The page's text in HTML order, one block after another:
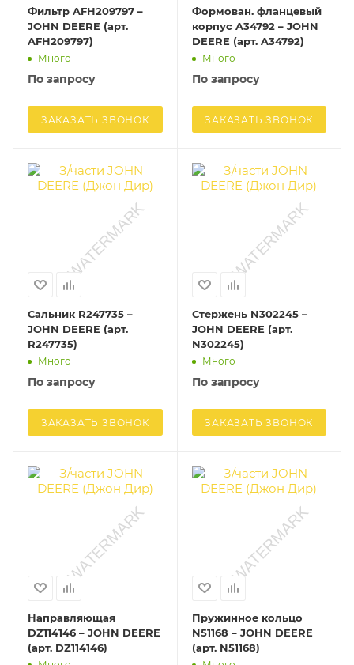
Фильтр AFH209797 –
JOHN DEERE (арт.
AFH209797)
Много
По запросу
ЗАКАЗАТЬ ЗВОНОК
Формован. фланцевый
корпус A34792 – JOHN
DEERE (арт. A34792)
Много
По запросу
ЗАКАЗАТЬ ЗВОНОК
Сальник R247735 –
JOHN DEERE (арт.
R247735)
Много
По запросу
ЗАКАЗАТЬ ЗВОНОК
Стержень N302245 –
JOHN DEERE (арт.
N302245)
Много
По запросу
ЗАКАЗАТЬ ЗВОНОК
Направляющая
DZ114146 – JOHN DEERE
(арт. DZ114146)
Пружинное кольцо
N51168 – JOHN DEERE
(арт. N51168)